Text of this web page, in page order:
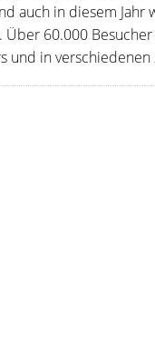
auch in diesem
Über 60.000
und in